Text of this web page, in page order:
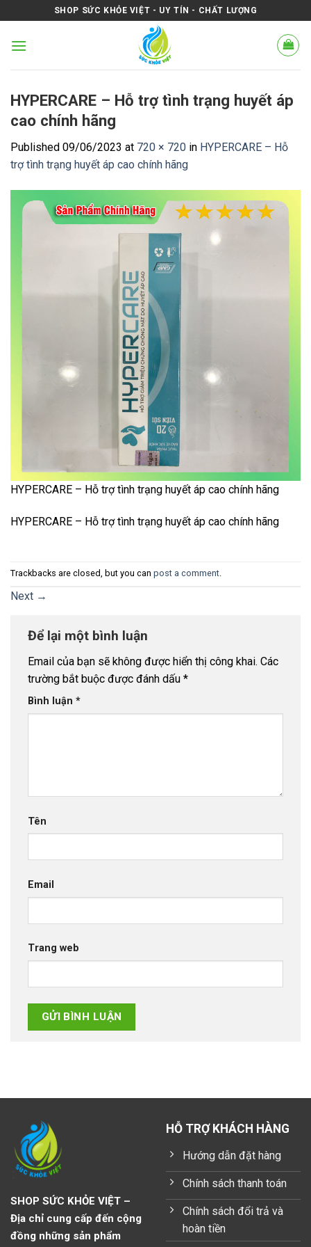
to
content
SHOP SỨC KHỎE VIỆT - UY TÍN - CHẤT LƯỢNG
HYPERCARE – Hỗ trợ tình trạng huyết áp
cao chính hãng
Published 09/06/2023 at 720 × 720 in HYPERCARE – Hỗ
trợ tình trạng huyết áp cao chính hãng
HYPERCARE – Hỗ trợ tình trạng huyết áp cao chính hãng
HYPERCARE – Hỗ trợ tình trạng huyết áp cao chính hãng
Trackbacks are closed, but you can post a comment.
Next →
Để lại một bình luận
Email của bạn sẽ không được hiển thị công khai. Các
trường bắt buộc được đánh dấu *
Bình luận *
Tên
Email
Trang web
SHOP SỨC KHỎE VIỆT –
Địa chỉ cung cấp đến cộng
đồng những sản phẩm
HỖ TRỢ KHÁCH HÀNG
Hướng dẫn đặt hàng
Chính sách thanh toán
Chính sách đổi trả và
hoàn tiền